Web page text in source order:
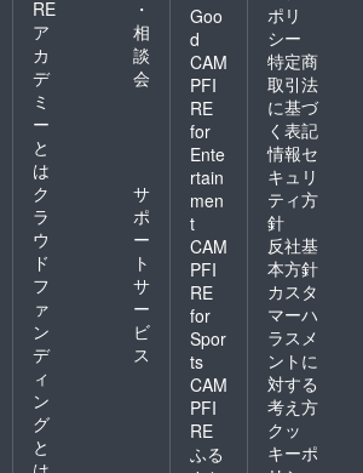
RE
ア
カ
デ
ミ
ー
と
は
・
相
談
会
ク
ラ
ウ
ド
フ
ァ
ン
デ
ィ
ン
グ
と
サ
ポ
ー
ト
サ
ー
ビ
ス
Goo
d
CAM
PFI
RE
for
Ente
rtain
men
t
CAM
PFI
RE
for
Spor
ts
CAM
PFI
RE
ふる
ポリ
シー
特定商
取引法
に基づ
く表記
情報セ
キュリ
ティ方
針
反社基
本方針
カスタ
マーハ
ラスメ
ントに
対する
考え方
クッ
キーポ